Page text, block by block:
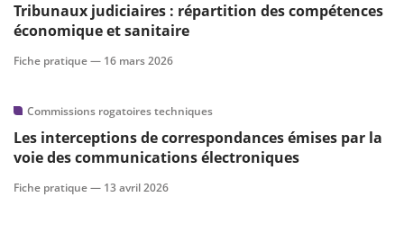
Tribunaux judiciaires : répartition des compétences
économique et sanitaire
Fiche pratique — 16 mars 2026
Commissions rogatoires techniques
Les interceptions de correspondances émises par la
voie des communications électroniques
Fiche pratique — 13 avril 2026